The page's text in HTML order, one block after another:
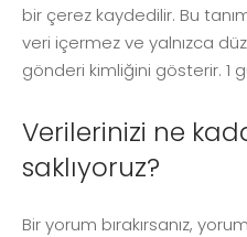
bir çerez kaydedilir. Bu
veri içermez ve yalnızca
gönderi kimliğini gösterir. 1
Verilerinizi ne
saklıyoruz?
Bir yorum bırakırsanız,